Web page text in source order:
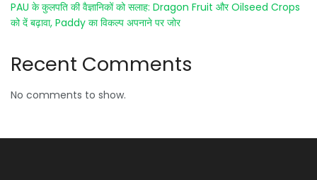
PAU के कुलपति की वैज्ञानिकों को सलाह: Dragon Fruit और Oilseed Crops
को दें बढ़ावा, Paddy का विकल्प अपनाने पर जोर
Recent Comments
No comments to show.